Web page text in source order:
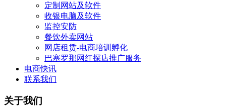
定制网站及软件
收银电脑及软件
监控安防
餐饮外卖网站
网店租赁-电商培训孵化
巴塞罗那网红探店推广服务
电商快讯
联系我们
关于我们